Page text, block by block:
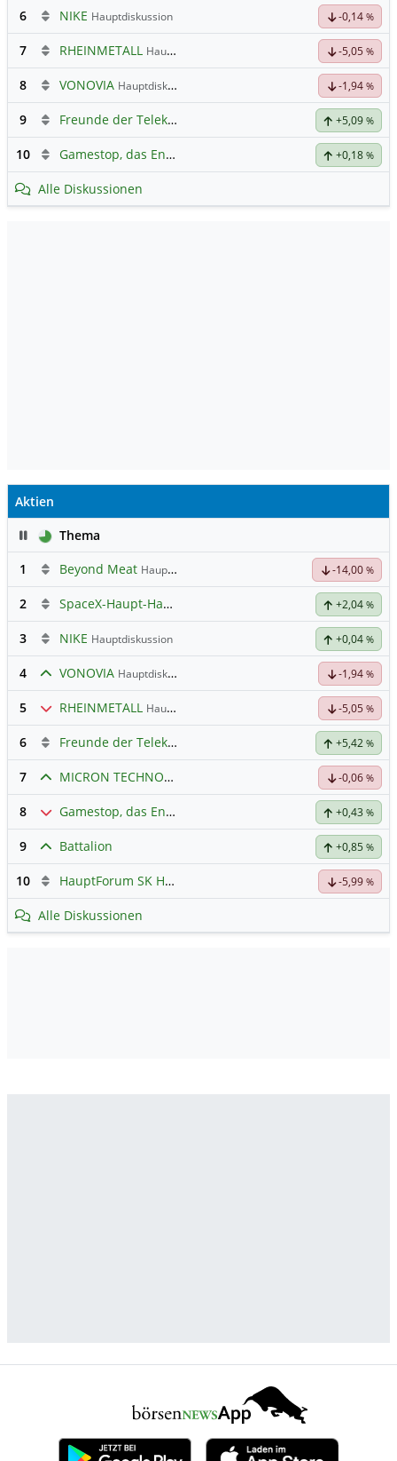
6 NIKE Hauptdiskussion -0,14 %
7 RHEINMETALL Hauptdiskussion -5,05 %
8 VONOVIA Hauptdiskussion -1,94 %
9 Freunde der Telekom +5,09 %
10 Gamestop, das Ende naht +0,18 %
Alle Diskussionen
Aktien
PauseThema
1
Beyond Meat Hauptdiskussion -14,00 %
2 SpaceX-Haupt-Hauptforum +2,04 %
3 NIKE Hauptdiskussion +0,04 %
4 VONOVIA Hauptdiskussion -1,94 %
5 RHEINMETALL Hauptdiskussion -5,05 %
6 Freunde der Telekom +5,42 %
7 MICRON TECHNOLOGY -0,06 %
8 Gamestop, das Ende naht +0,43 %
9 Battalion +0,85 %
10 HauptForum SK HYNIC -5,99 %
Alle Diskussionen